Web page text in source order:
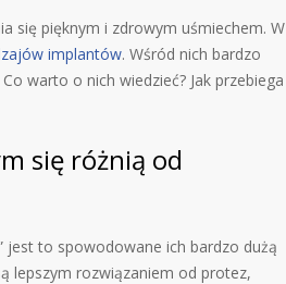
się pięknym i zdrowym uśmiechem. W
implantów. Wśród nich bardzo
Co warto o nich wiedzieć? Jak przebiega
się różnią od
jest to spowodowane ich bardzo dużą
lepszym rozwiązaniem od protez,